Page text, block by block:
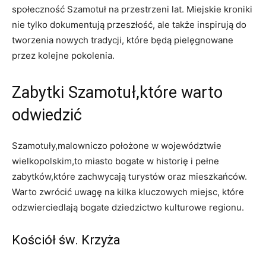
społeczność Szamotuł na przestrzeni lat. Miejskie kroniki
nie tylko dokumentują przeszłość, ale także inspirują do
tworzenia nowych tradycji, które będą pielęgnowane
przez kolejne pokolenia.
Zabytki Szamotuł,które warto
odwiedzić
Szamotuły,malowniczo położone w województwie
wielkopolskim,to miasto bogate w historię i pełne
zabytków,które zachwycają turystów oraz mieszkańców.
Warto zwrócić uwagę na kilka kluczowych miejsc, które
odzwierciedlają bogate dziedzictwo kulturowe regionu.
Kościół św. Krzyża